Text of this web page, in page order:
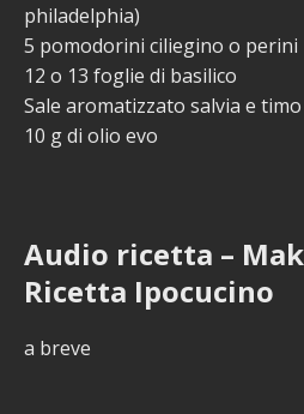
philadelphia)
5 pomodorini ciliegino o perini
12 o 13 foglie di basilico
Sale aromatizzato salvia e timo
10 g di olio evo
Audio ricetta –
Ricetta Ipocucino
a breve